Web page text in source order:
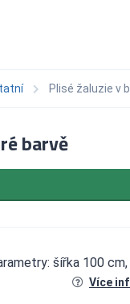
Plisé žaluzie v
barvě
šířka 100
Více